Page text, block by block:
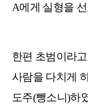
A에게 실형을
한편 초범이라
사람을 다치게
도주(뺑소니)하